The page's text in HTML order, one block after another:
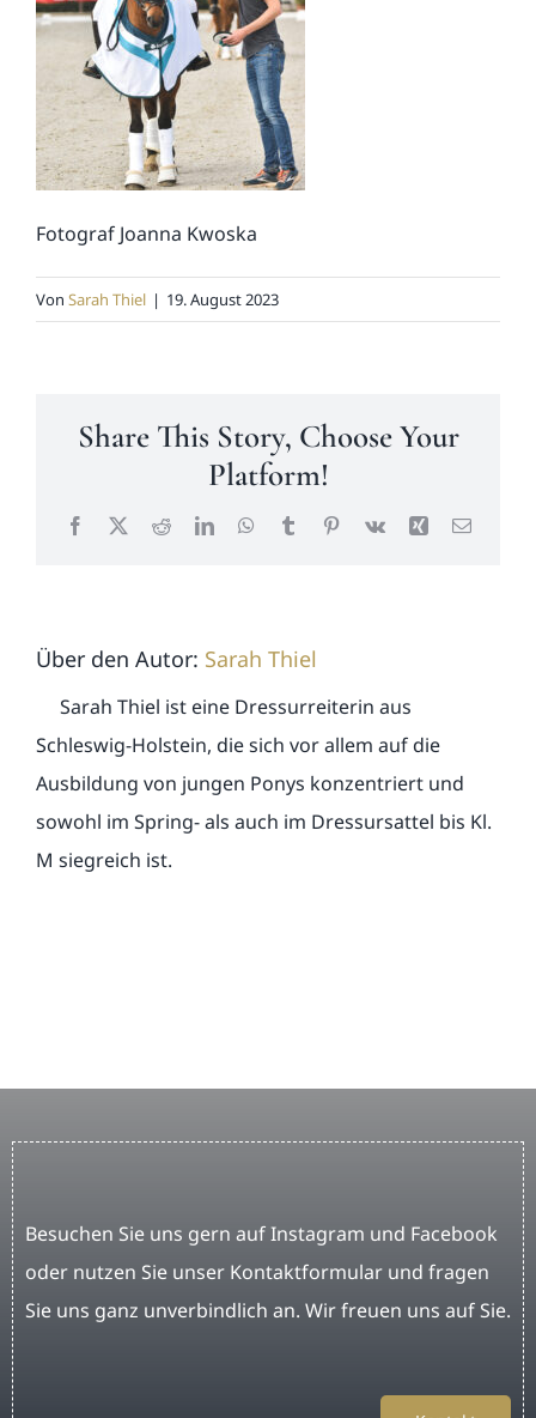
Kontakt
Fotograf Joanna Kwoska
Von Sarah Thiel | 19. August 2023
Share This Story, Choose Your
Platform!
Facebook
X RedditLinkedInWhatsApp
TumblrPinterest
Vk Xing E-
Über den Autor: Sarah Thiel
Sarah Thiel ist eine Dressurreiterin aus
Schleswig-Holstein, die sich vor allem auf die
Ausbildung von jungen Ponys konzentriert und
sowohl im Spring- als auch im Dressursattel bis Kl.
M siegreich ist.
Besuchen Sie uns gern auf Instagram und Facebook
oder nutzen Sie unser Kontaktformular und fragen
Sie uns ganz unverbindlich an. Wir freuen uns auf Sie.